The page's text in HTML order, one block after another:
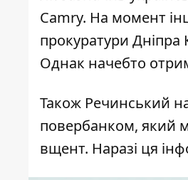
Camry. На момент
прокуратури
Однак начебто
Також Речинський
повербанком, який
вщент. Наразі ця